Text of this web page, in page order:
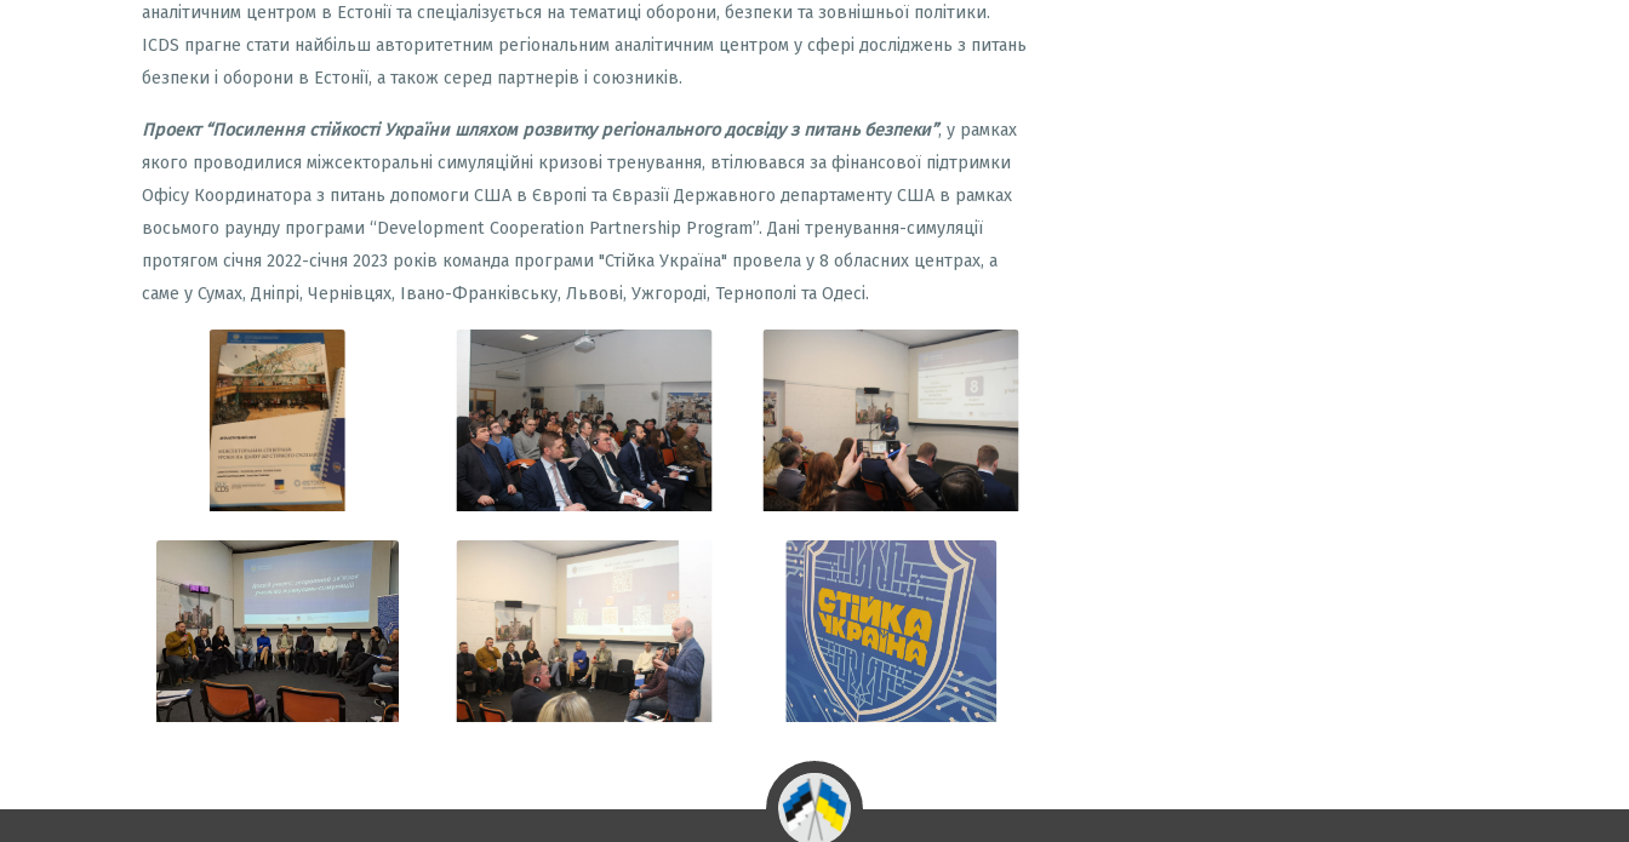
аналітичним центром в Естонії та спеціалізується на тематиці оборони, безпеки та зовнішньої політики.
ICDS прагне стати найбільш авторитетним регіональним аналітичним центром у сфері досліджень з питань
безпеки і оборони в Естонії, а також серед партнерів і союзників.
Проект “Посилення стійкості України шляхом розвитку регіонального досвіду з питань безпеки”, у рамках
якого проводилися міжсекторальні симуляційні кризові тренування, втілювався за фінансової підтримки
Офісу Координатора з питань допомоги США в Європі та Євразії Державного департаменту США в рамках
восьмого раунду програми “Development Cooperation Partnership Program”. Дані тренування-симуляції
протягом січня 2022-січня 2023 років команда програми "Стійка Україна" провела у 8 обласних центрах, а
саме у Сумах, Дніпрі, Чернівцях, Івано-Франківську, Львові, Ужгороді, Тернополі та Одесі.